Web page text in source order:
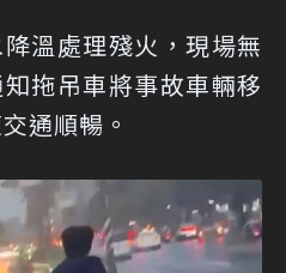
溫處理殘火，現場無
拖吊車將事故車輛移
通順暢。